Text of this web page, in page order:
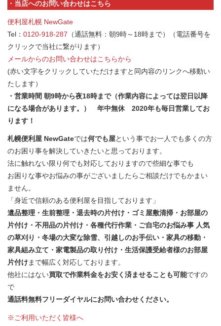
・当店へのお問い合わせはこちら
便利屋札幌 NewGate
Tel： 0120-918-287 （通話無料：朝9時～18時まで）（電話番号を
クリックで当社に繋がります）
メールからのお問い合わせはこちらから
(赤い文字をクリックしていただけますと同内容のリンクへ移動い
たします）
・営業時間 朝9時から夜18時まで（作業内容によっては翌日以降
になる場合があります。） 年中無休 2020年も毎日営業してお
ります！
札幌便利屋 NewGateでは何でも屋という事でお一人でも多くの方
のお困り事を解決していきたいと思っております。
法に触れない限り何でも対応しておりますので些細な事でも
お困りな事やお悩みの事がございましたらご相談だけでもかまい
ません。
「身近で信頼のある便利屋を目指しております」
遺品整理・生前整理・退去時の片付け・ゴミ屋敷清掃・お部屋の
片付け・不用品の片付け・各種代行作業・ご自宅のお悩み事 人気
の草刈り・冬場の大変な除雪、引越しのお手伝い・家具の移動・
家具組み立て・家電製品の取り付け・生活保護受給者様のお部屋
片付けまで幅広く対応しております。
他社にはない買取で作業料金をお安く済ませることも可能ですの
で
通話料無料フリーダイヤルにお問い合わせください。
※ご利用いただく皆様へ